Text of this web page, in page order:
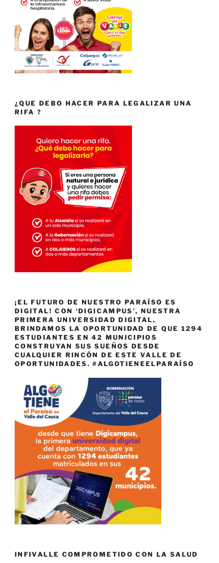
¿QUE DEBO HACER PARA LEGALIZAR UNA
RIFA ?
¡EL FUTURO DE NUESTRO PARAÍSO ES
DIGITAL! CON ‘DIGICAMPUS’, NUESTRA
PRIMERA UNIVERSIDAD DIGITAL,
BRINDAMOS LA OPORTUNIDAD DE QUE 1294
ESTUDIANTES EN 42 MUNICIPIOS
CONSTRUYAN SUS SUEÑOS DESDE
CUALQUIER RINCÓN DE ESTE VALLE DE
OPORTUNIDADES. #ALGOTIENEELPARAÍSO
INFIVALLE COMPROMETIDO CON LA SALUD